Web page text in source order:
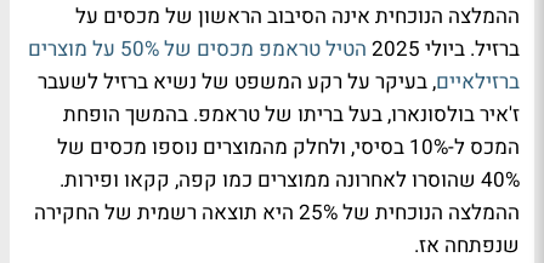
ההמלצה הנוכחית אינה הסיבוב הראשון של מכסים על
ברזיל. ביולי 2025
הטיל טראמפ מכסים של 50% על מוצרים
ברזילאיים, בעיקר על רקע המשפט של נשיא ברזיל לשעבר
ז'איר בולסונארו, בעל בריתו של טראמפ. בהמשך הופחת
המכס ל-10% בסיסי, ולחלק מהמוצרים נוספו מכסים של
40% שהוסרו לאחרונה ממוצרים כמו קפה, קקאו ופירות.
ההמלצה הנוכחית של 25% היא תוצאה רשמית של החקירה
שנפתחה אז.